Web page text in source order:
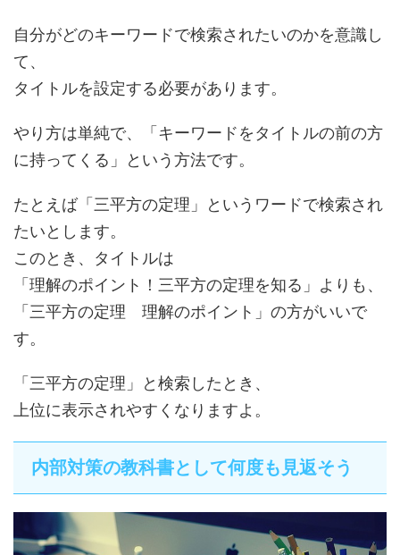
自分がどのキーワードで検索されたいのかを意識し
て、
タイトルを設定する必要があります。
やり方は単純で、「キーワードをタイトルの前の方
に持ってくる 」という方法です。
たとえば「三平方の定理」というワードで検索され
たいとします。
このとき、タイトルは
「理解のポイント！三平方の定理を知る」よりも、
「三平方の定理 理解のポイント」の方がいいで
す。
「三平方の定理」と検索したとき、
上位に表示されやすくなりますよ。
内部対策の教科書として何度も見返そう